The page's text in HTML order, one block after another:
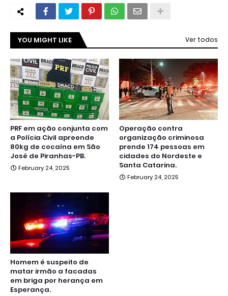
YOU MIGHT LIKE Ver todos
PRF em ação conjunta com
a Polícia Civil apreende
80kg de cocaína em São
José de Piranhas-PB.
February 24, 2025
Operação contra
organização criminosa
prende 174 pessoas em
cidades do Nordeste e
Santa Catarina.
February 24, 2025
Homem é suspeito de
matar irmão a facadas
em briga por herança em
Esperança.